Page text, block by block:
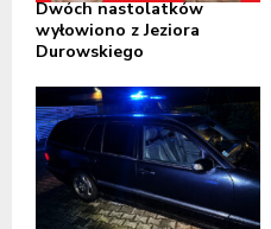
Dwóch nastolatków
wyłowiono z Jeziora
Durowskiego